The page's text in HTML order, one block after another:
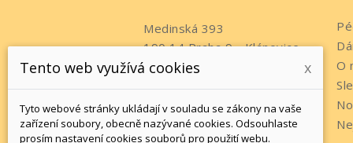
Medinská 393
190 14 Praha 9 - Klánovice
Česko
Telefon: +420 737 215 611
Napište nám:
O
Tento web využívá cookies x
Tyto webové stránky ukládají v souladu se zákony na vaše
zařízení soubory, obecně nazývané cookies. Odsouhlaste
prosím nastavení cookies souborů pro použití webu.